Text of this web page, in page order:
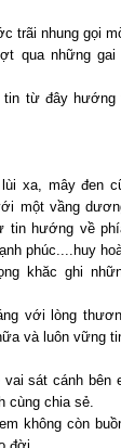
trãi nhung gọi
qua những gai
tin từ đây hướng
xa, mây đen
một vầng
tin hướng về
phúc....huy
khăc ghi
với lòng
và luôn vững
vai sát cánh bên
cùng chia sẻ.
không còn